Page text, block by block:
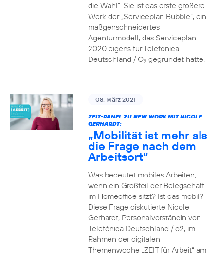
die Wahl“. Sie ist das erste größere
Werk der „Serviceplan Bubble“, ein
maßgenschneidertes
Agenturmodell, das Serviceplan
2020 eigens für Telefónica
Deutschland / O2gegründet hatte.
08. März 2021
ZEIT-PANEL ZU NEW WORK MIT NICOLE
GERHARDT:
„Mobilität ist mehr als
die Frage nach dem
Arbeitsort“
Was bedeutet mobiles Arbeiten,
wenn ein Großteil der Belegschaft
im Homeoffice sitzt? Ist das mobil?
Diese Frage diskutierte Nicole
Gerhardt, Personalvorständin von
Telefónica Deutschland / o2, im
Rahmen der digitalen
Themenwoche „ZEIT für Arbeit“ am